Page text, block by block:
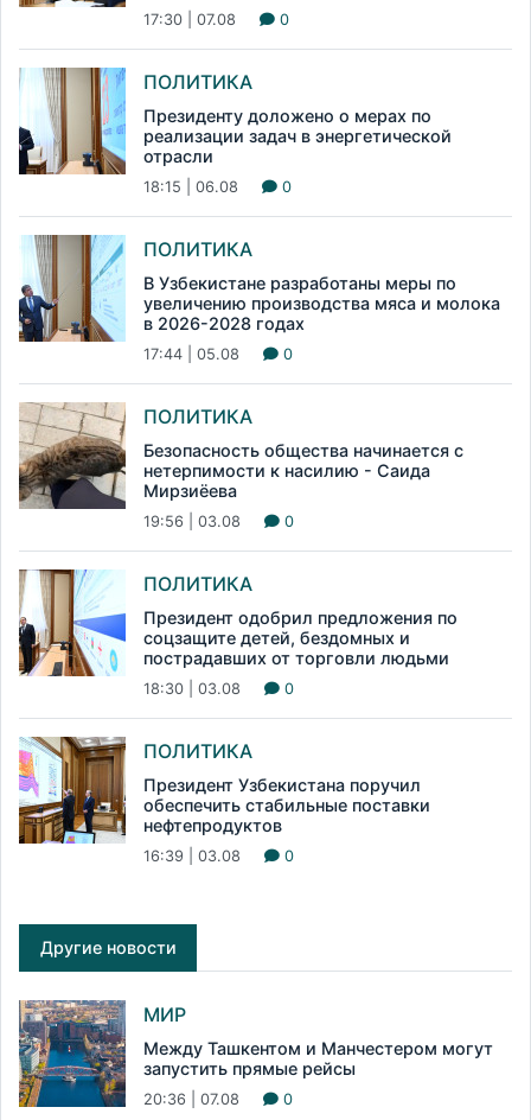
17:30 | 07.08 0
ПОЛИТИКА
Президенту доложено о мерах по
реализации задач в энергетической
отрасли
18:15 | 06.08 0
ПОЛИТИКА
В Узбекистане разработаны меры по
увеличению производства мяса и молока
в 2026-2028 годах
17:44 | 05.08 0
ПОЛИТИКА
Безопасность общества начинается с
нетерпимости к насилию - Саида
Мирзиёева
19:56 | 03.08 0
ПОЛИТИКА
Президент одобрил предложения по
соцзащите детей, бездомных и
пострадавших от торговли людьми
18:30 | 03.08 0
ПОЛИТИКА
Президент Узбекистана поручил
обеспечить стабильные поставки
нефтепродуктов
16:39 | 03.08 0
Другие новости
МИР
Между Ташкентом и Манчестером могут
запустить прямые рейсы
20:36 | 07.08 0